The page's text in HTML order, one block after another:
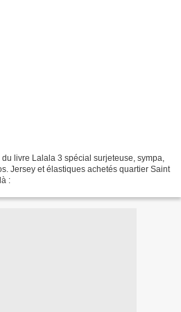
livre Lalala 3 spécial surjeteuse, sympa,
Jersey et élastiques achetés quartier Saint
: